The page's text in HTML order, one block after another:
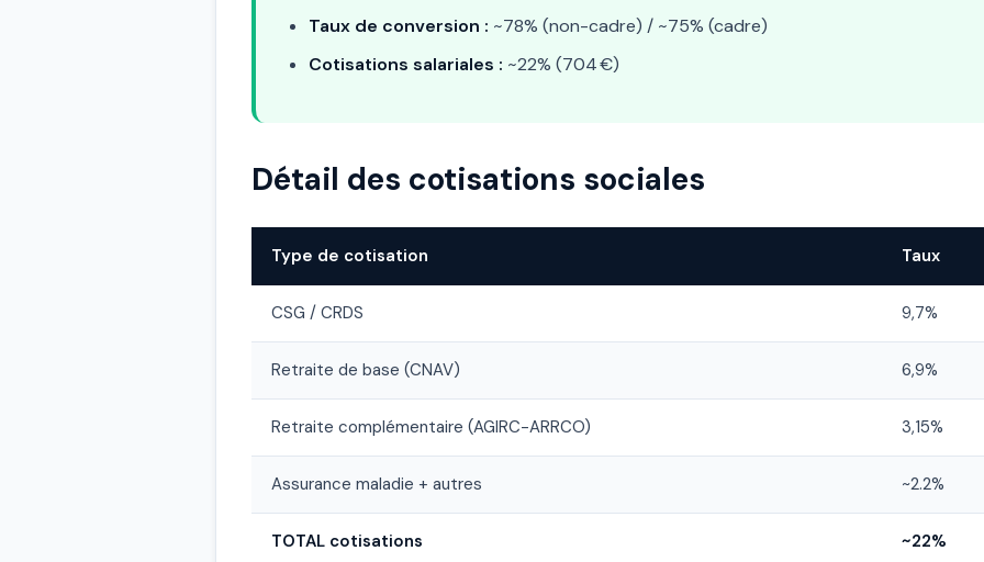
Taux de conversion : ~78% (non-cadre) / ~75% (cadre)
Cotisations salariales : ~22% (704 €)
Détail des cotisations sociales
Type de cotisation Taux
CSG / CRDS 9,7%
Retraite de base (CNAV) 6,9%
Retraite complémentaire (AGIRC-ARRCO) 3,15%
Assurance maladie + autres ~2.2%
TOTAL cotisations ~22%